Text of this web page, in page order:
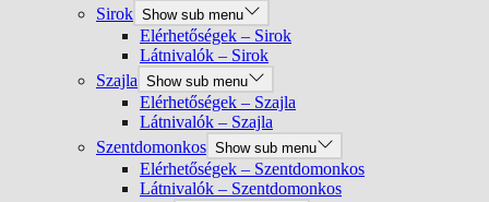
Sirok Show sub menu
Elérhetőségek – Sirok
Látnivalók – Sirok
Szajla Show sub menu
Elérhetőségek – Szajla
Látnivalók – Szajla
Szentdomonkos Show sub menu
Elérhetőségek – Szentdomonkos
Látnivalók – Szentdomonkos